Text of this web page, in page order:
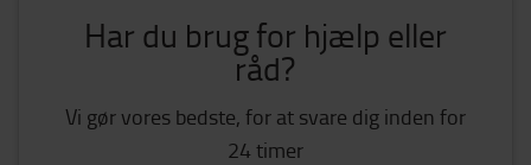
Har du brug for hjælp eller
råd?
Vi gør vores bedste, for at svare dig inden for
24 timer